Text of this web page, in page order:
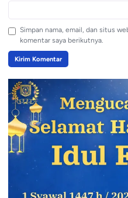
Simpan nama, email, dan situs
komentar saya berikutnya.